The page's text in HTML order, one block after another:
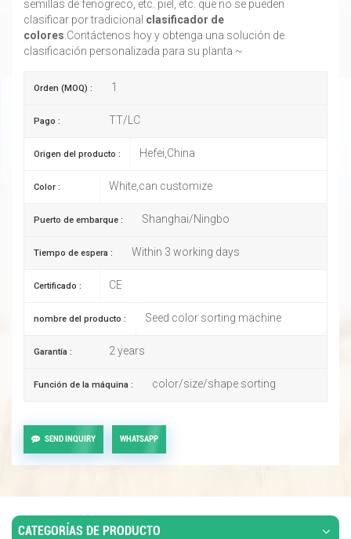
semillas de fenogreco, etc. piel, etc. que no se pueden
clasificar por tradicional clasificador de
colores .Contáctenos hoy y obtenga una solución de
clasificación personalizada para su planta ~
Orden (MOQ) : 1
Pago : TT/LC
Origen del producto : Hefei,China
Color : White,can customize
Puerto de embarque : Shanghai/Ningbo
Tiempo de espera : Within 3 working days
Certificado : CE
nombre del producto : Seed color sorting machine
Garantía : 2 years
Función de la máquina : color/size/shape sorting
SEND INQUIRY WHATSAPP
CATEGORÍAS DE PRODUCTO